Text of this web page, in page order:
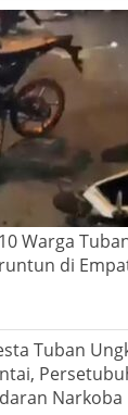
Warga
di
Tuban
Narkoba